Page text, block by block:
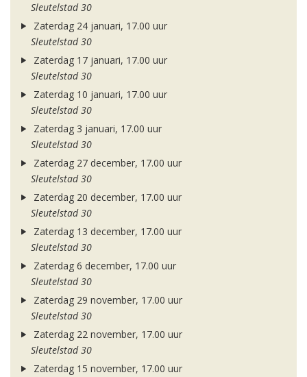
Sleutelstad 30
Zaterdag 24 januari, 17.00 uur
Sleutelstad 30
Zaterdag 17 januari, 17.00 uur
Sleutelstad 30
Zaterdag 10 januari, 17.00 uur
Sleutelstad 30
Zaterdag 3 januari, 17.00 uur
Sleutelstad 30
Zaterdag 27 december, 17.00 uur
Sleutelstad 30
Zaterdag 20 december, 17.00 uur
Sleutelstad 30
Zaterdag 13 december, 17.00 uur
Sleutelstad 30
Zaterdag 6 december, 17.00 uur
Sleutelstad 30
Zaterdag 29 november, 17.00 uur
Sleutelstad 30
Zaterdag 22 november, 17.00 uur
Sleutelstad 30
Zaterdag 15 november, 17.00 uur